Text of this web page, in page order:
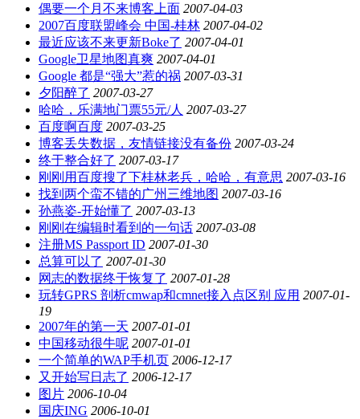
偶要一个月不来博客上面 2007-04-03
2007百度联盟峰会 中国-桂林 2007-04-02
最近应该不来更新Boke了 2007-04-01
Google卫星地图真爽 2007-04-01
Google 都是“强大”惹的祸 2007-03-31
夕阳醉了 2007-03-27
哈哈，乐满地门票55元/人 2007-03-27
百度啊百度 2007-03-25
博客丢失数据，友情链接没有备份 2007-03-24
终于整合好了 2007-03-17
刚刚用百度搜了下桂林老兵，哈哈，有意思 2007-03-16
找到两个蛮不错的广州三维地图 2007-03-16
孙燕姿-开始懂了 2007-03-13
刚刚在编辑时看到的一句话 2007-03-08
注册MS Passport ID 2007-01-30
总算可以了 2007-01-30
网志的数据终于恢复了 2007-01-28
玩转GPRS 剖析cmwap和cmnet接入点区别 应用 2007-01-
19
2007年的第一天 2007-01-01
中国移动很牛呢 2007-01-01
一个简单的WAP手机页 2006-12-17
又开始写日志了 2006-12-17
图片 2006-10-04
国庆ING 2006-10-01